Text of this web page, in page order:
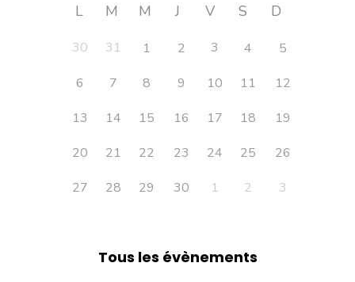
L M M J V S D
30 31 1 2 3 4
5
6
7 8 9 10 11
12
13
14 15 16 17 18
19
20
21 22 23 24 25
26
27
28 29 30 1 2 3
Tous les évènements